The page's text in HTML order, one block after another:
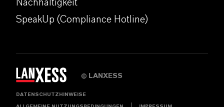
Nachhaltigkeit
SpeakUp (Compliance Hotline)
© LANXESS
DATENSCHUTZHINWEISE